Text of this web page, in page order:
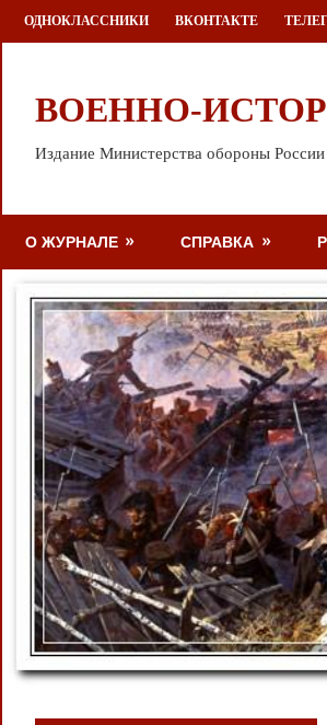
Перейти
к
ОДНОКЛАССНИКИ ВКОНТАКТЕ
ВОЕННО-
Издание Министерства обороны России
О ЖУРНАЛЕ СПРАВКА